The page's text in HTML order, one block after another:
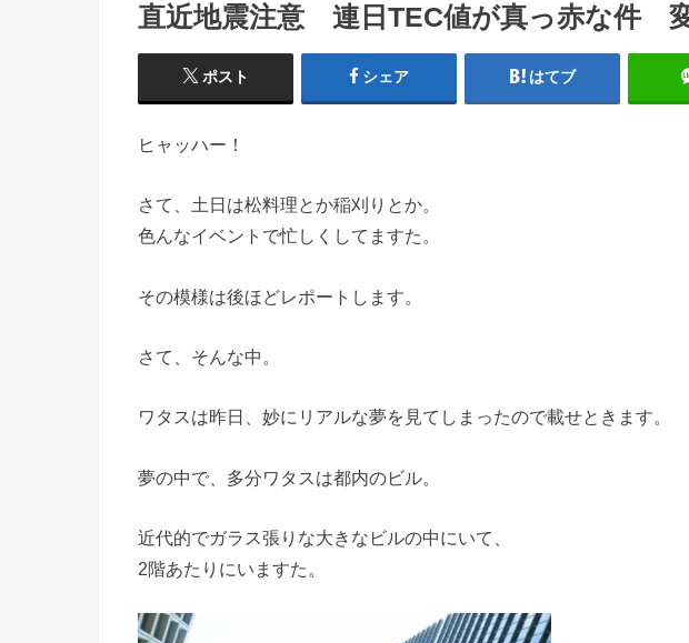
直近地震注意 連日TEC値が真っ赤な件
ポスト シェア はてブ
ヒャッハー！
さて、土日は松料理とか稲刈りとか。
色んなイベントで忙しくしてますた。
その模様は後ほどレポートします。
さて、そんな中。
ワタスは昨日、妙にリアルな夢を見てしまったので載せときます。
夢の中で、多分ワタスは都内のビル。
近代的でガラス張りな大きなビルの中にいて、
2階あたりにいますた。